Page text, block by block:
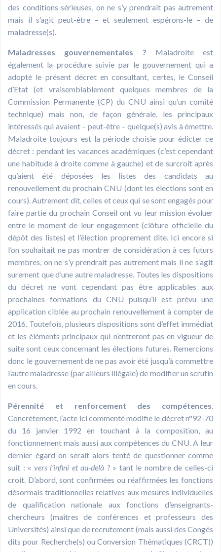
des conditions sérieuses, on ne s’y prendrait pas autrement
mais il s’agit peut-être – et seulement espérons-le – de
maladresse(s).
Maladresses gouvernementales ? Maladroite est
également la procédure suivie par le gouvernement qui a
adopté le présent décret en consultant, certes, le Conseil
d’Etat (et vraisemblablement quelques membres de la
Commission Permanente (CP) du CNU ainsi qu’un comité
technique) mais non, de façon générale, les principaux
intéressés qui avaient – peut-être – quelque(s) avis à émettre.
Maladroite toujours est la période choisie pour édicter ce
décret : pendant les vacances académiques (c’est cependant
une habitude à droite comme à gauche) et de surcroît après
qu’aient été déposées les listes des candidats au
renouvellement du prochain CNU (dont les élections sont en
cours). Autrement dit, celles et ceux qui se sont engagés pour
faire partie du prochain Conseil ont vu leur mission évoluer
entre le moment de leur engagement (clôture officielle du
dépôt des listes) et l’élection proprement dite. Ici encore si
l’on souhaitait ne pas montrer de considération à ces futurs
membres, on ne s’y prendrait pas autrement mais il ne s’agit
surement que d’une autre maladresse. Toutes les dispositions
du décret ne vont cependant pas être applicables aux
prochaines formations du CNU puisqu’il est prévu une
application ciblée au prochain renouvellement à compter de
2016. Toutefois, plusieurs dispositions sont d’effet immédiat
et les éléments principaux qui n’entreront pas en vigueur de
suite sont ceux concernant les élections futures. Remercions
donc le gouvernement de ne pas avoir été jusqu’à commettre
l’autre maladresse (par ailleurs illégale) de modifier un scrutin
en cours.
Pérennité et renforcement des compétences.
Concrètement, l’acte ici commenté modifie le décret n°92-70
du 16 janvier 1992 en touchant à la composition, au
fonctionnement mais aussi aux compétences du CNU. A leur
dernier égard on serait alors tenté de questionner comme
suit : « vers l’infini et au-delà ?» tant le nombre de celles-ci
croit. D’abord, sont confirmées ou réaffirmées les fonctions
désormais traditionnelles relatives aux mesures individuelles
de qualification nationale aux fonctions d’enseignants-
chercheurs (maîtres de conférences et professeurs des
Universités) ainsi que de recrutement (mais aussi des Congés
dits pour Recherche(s) ou Conversion Thématiques (CRCT))